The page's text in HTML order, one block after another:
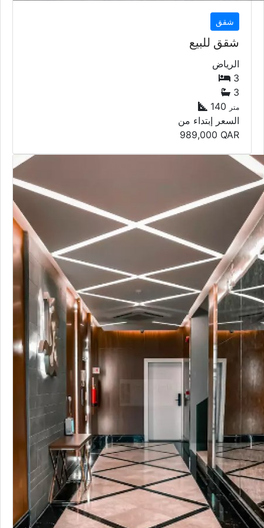
شقق
شقق للبيع
الرياض
3
3
140 متر
السعر إبتداء من
989,000 QAR